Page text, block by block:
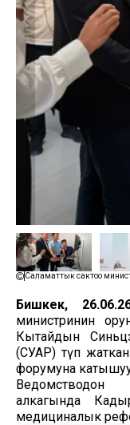
Саламаттык сактоо
Бишкек,
министринин
Кытайдын
(СУАР) өтүп
форумуна
Ведомстводон
алкагында
медициналык